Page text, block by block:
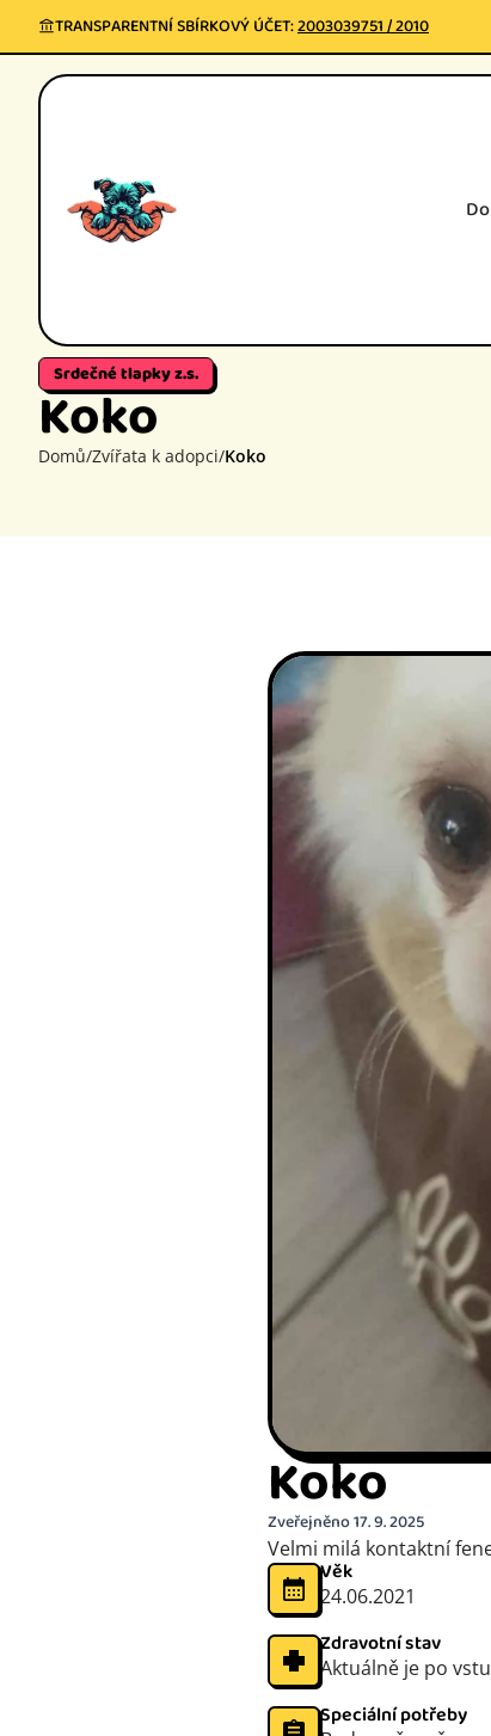
Kliknutím přeskočíte na hlavní obsah
TRANSPARENTNÍ SBÍRKOVÝ ÚČET:2003039751 / 2010
Srdečné tlapky z.s.
Koko
Domů/Zvířata k adopci/Koko
Koko
Zveřejněno 17. 9. 2025
Velmi milá kontaktní
Věk
24.06.2021
Zdravotní stav
Aktuálně je po
Speciální potřeby